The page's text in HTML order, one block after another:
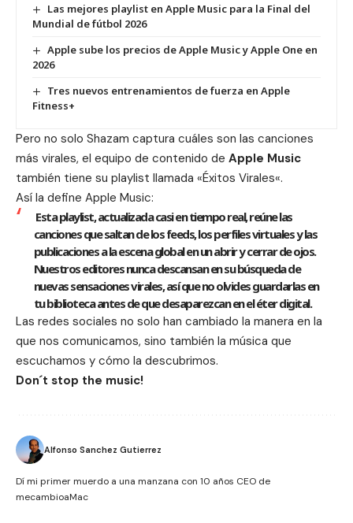
Las mejores playlist en Apple Music para la Final del
Mundial de fútbol 2026
Apple sube los precios de Apple Music y Apple One en
2026
Tres nuevos entrenamientos de fuerza en Apple
Fitness+
Pero no solo Shazam captura cuáles son las canciones
más virales, el equipo de contenido de Apple Music
también tiene su playlist llamada «Éxitos Virales«.
Así la define Apple Music:
Esta playlist, actualizada casi en tiempo real, reúne las
canciones que saltan de los feeds, los perfiles virtuales y las
publicaciones a la escena global en un abrir y cerrar de ojos.
Nuestros editores nunca descansan en su búsqueda de
nuevas sensaciones virales, así que no olvides guardarlas en
tu biblioteca antes de que desaparezcan en el éter digital.
Las redes sociales no solo han cambiado la manera en la
que nos comunicamos, sino también la música que
escuchamos y cómo la descubrimos.
Don´t stop the music!
Alfonso Sanchez Gutierrez
Dí mi primer muerdo a una manzana con 10 años CEO de
mecambioaMac